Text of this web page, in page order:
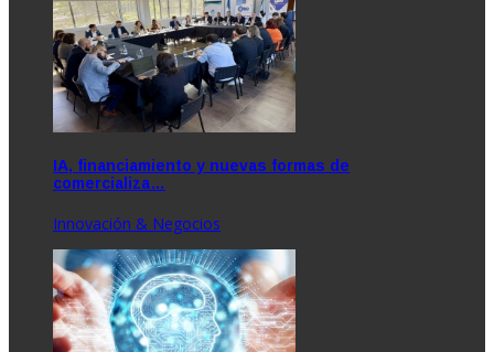
IA, financiamiento y nuevas formas de
comercializa…
Innovación & Negocios